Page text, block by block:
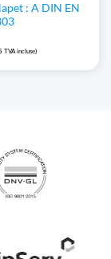
: A DIN EN
TVA incluse)